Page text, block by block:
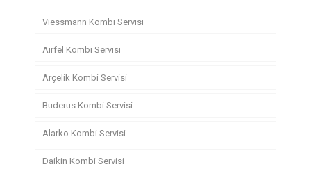
Viessmann Kombi Servisi
Airfel Kombi Servisi
Arçelik Kombi Servisi
Buderus Kombi Servisi
Alarko Kombi Servisi
Daikin Kombi Servisi